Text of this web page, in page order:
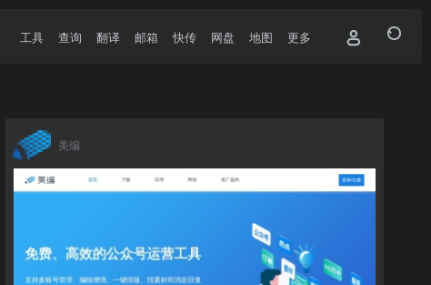
工具 查询 翻译 邮箱 快传 网盘 地图 更多
美编